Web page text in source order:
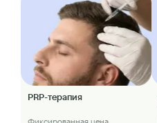
PRP-терапия